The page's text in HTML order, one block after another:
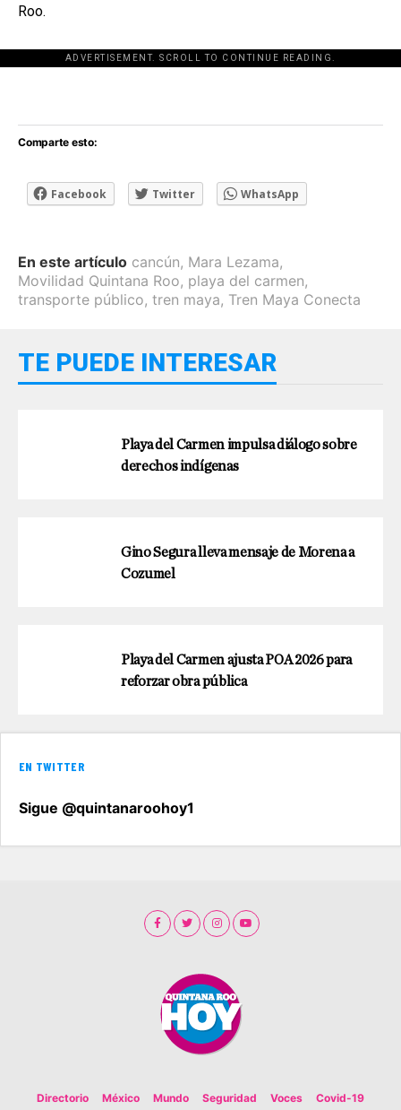
Roo.
ADVERTISEMENT. SCROLL TO CONTINUE READING.
[adsforwp id="243463"]
Comparte esto:
Facebook Twitter WhatsApp
En este artículo cancún, Mara Lezama,
Movilidad Quintana Roo, playa del carmen,
transporte público, tren maya, Tren Maya Conecta
TE PUEDE INTERESAR
Playa del Carmen impulsa diálogo sobre
derechos indígenas
Gino Segura lleva mensaje de Morena a
Cozumel
Playa del Carmen ajusta POA 2026 para
reforzar obra pública
EN TWITTER
Sigue @quintanaroohoy1
Directorio México Mundo Seguridad Voces Covid-19